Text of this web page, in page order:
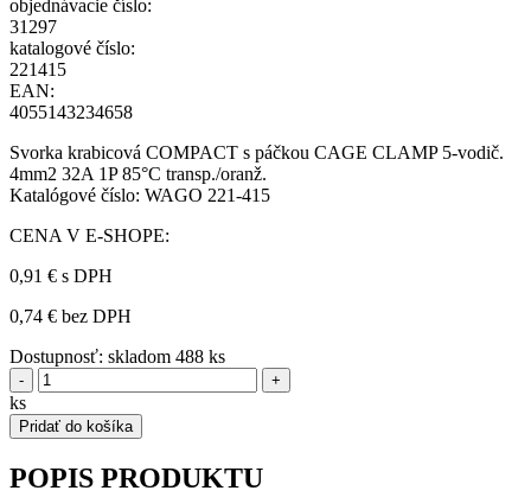
objednávacie číslo:
31297
katalogové číslo:
221415
EAN:
4055143234658
Svorka krabicová COMPACT s páčkou CAGE CLAMP 5-vodič.
4mm2 32A 1P 85°C transp./oranž.
Katalógové číslo: WAGO 221-415
CENA V E-SHOPE:
0,91 € s DPH
0,74 € bez DPH
Dostupnosť: skladom 488 ks
- +
ks
Pridať do košíka
POPIS PRODUKTU